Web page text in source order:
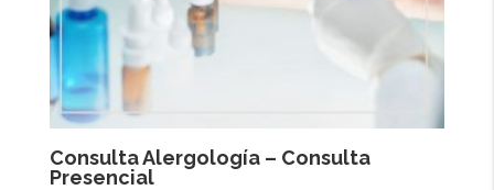
Consulta Alergología – Consulta
Presencial